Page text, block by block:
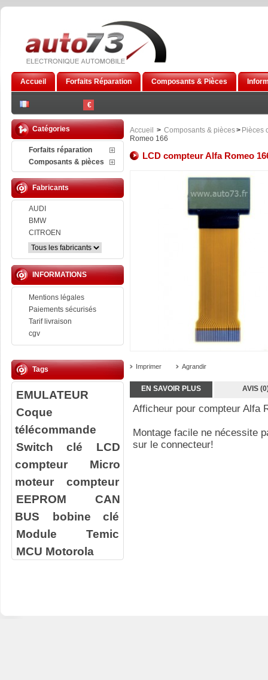
€
Accueil Forfaits Réparation Composants & Pièces
Catégories
Forfaits réparation
Composants & pièces
Fabricants
AUDI
BMW
CITROEN
INFORMATIONS
Mentions légales
Paiements sécurisés
Tarif livraison
cgv
Tags
EMULATEUR
Coque
télécommande
Switch clé
LCD
compteur
Micro
moteur compteur
EEPROM
CAN
BUS
bobine clé
Module Temic
MCU Motorola
Accueil > Composants & pièces> Pièces
Romeo 166
LCD compteur Alfa Romeo
Imprimer Agrandir
EN SAVOIR PLUS AVIS
Afficheur pour compteur Alfa
Montage facile ne nécessite
sur le connecteur!